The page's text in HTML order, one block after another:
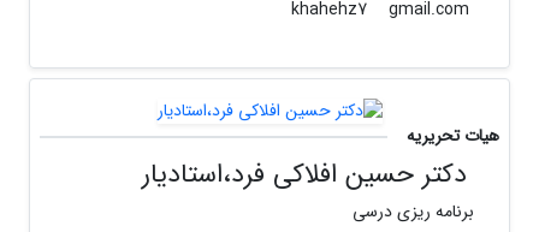
gmail.com
هیات تحریریه
دکتر حسین افلاکی فرد،استادیار
برنامه ریزی درسی